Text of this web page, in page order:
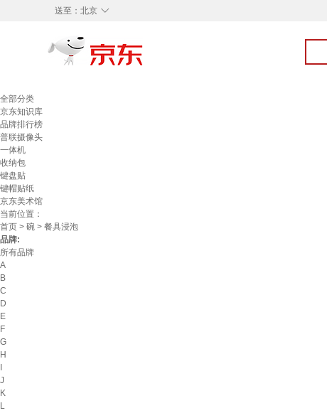
◇
送至： 北京
全部分类
京东知识库
品牌排行榜
普联摄像头
一体机
收纳包
键盘贴
键帽贴纸
京东美术馆
当前位置：
首页 > 碗 > 餐具浸泡
品牌:
所有品牌
A
B
C
D
E
F
G
H
J
K
L